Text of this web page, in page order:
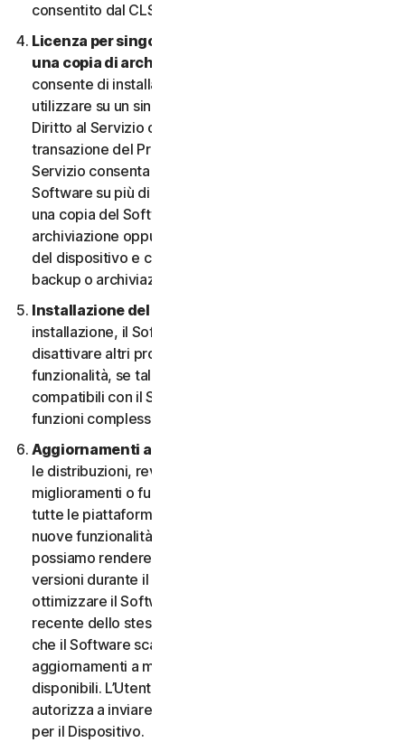
consentito dal CLS.
Licenza per singolo dispositivo; consentita solo
una copia di archivio o di backup.
consente di installare solo una copia del Software da
utilizzare su un singolo Dispositivo, a meno che il
Diritto al Servizio o la documentazione relativa alla
transazione del Provider da cui è stato ottenuto il
Servizio consenta espressamente di utilizzare il
Software su più di un Dispositivo. È possibile eseguire
una copia del Software avente finalità di backup o
archiviazione oppure copiare il Software sull’hard disk
del dispositivo e conservare l’originale solo per fini di
backup o archiviazione.
Installazione del software.
installazione, il Software potrebbe disinstallare o
disattivare altri prodotti per la sicurezza, o le relative
funzionalità, se tali prodotti o funzionalità non sono
compatibili con il Software o allo scopo di migliorare le
funzioni complessive del Software.
Aggiornamenti automatici dei contenuti.
le distribuzioni, revisioni, aggiornamenti,
miglioramenti o funzionalità saranno disponibili su
tutte le piattaforme. L’Utente ha il diritto di ricevere
nuove funzionalità e versioni del Software non appena
possiamo rendere disponibili tali funzionalità e
versioni durante il Periodo del Servizio. Al fine di
ottimizzare il Software e di ottenere la versione più
recente dello stesso, l’Utente accetta la possibilità
che il Software scarichi e installi nuove versioni e
aggiornamenti a mano a mano che li rendiamo
disponibili. L’Utente accetta inoltre di ricevere e ci
autorizza a inviare le nuove versioni e aggiornamenti
per il Dispositivo.